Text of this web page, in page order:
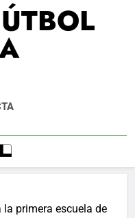
primera escuela de